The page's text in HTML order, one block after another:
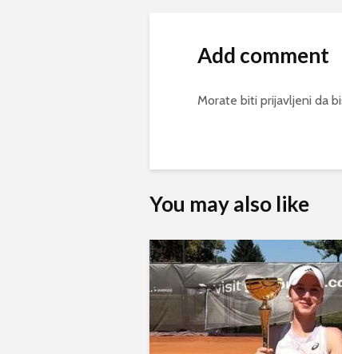
Add comment
Morate biti prijavljeni da
You may also like